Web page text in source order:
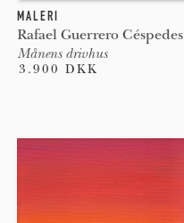
MALERI
Rafael Guerrero Céspedes
Månens drivhus
3.900 DKK